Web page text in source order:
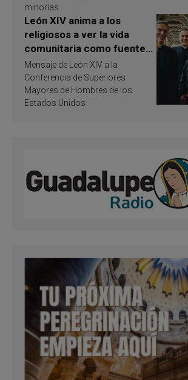
minorías.
León XIV anima a los
religiosos a ver la vida
comunitaria como fuente
de inspiración y
santificación
Mensaje de León XIV a la
Conferencia de Superiores
Mayores de Hombres de los
Estados Unidos